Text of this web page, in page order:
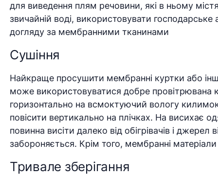
для виведення плям речовини, які в ньому
звичайній воді, використовувати
догляду за мембранними тканинами
Сушіння
Найкраще просушити мембранні куртки або
може використовуватися добре провітрювана
горизонтально на всмоктуючий вологу
повісити вертикально на плічках. На висихає
повинна висіти далеко від обігрівачів і
забороняється. Крім того, мембранні
Тривале зберігання